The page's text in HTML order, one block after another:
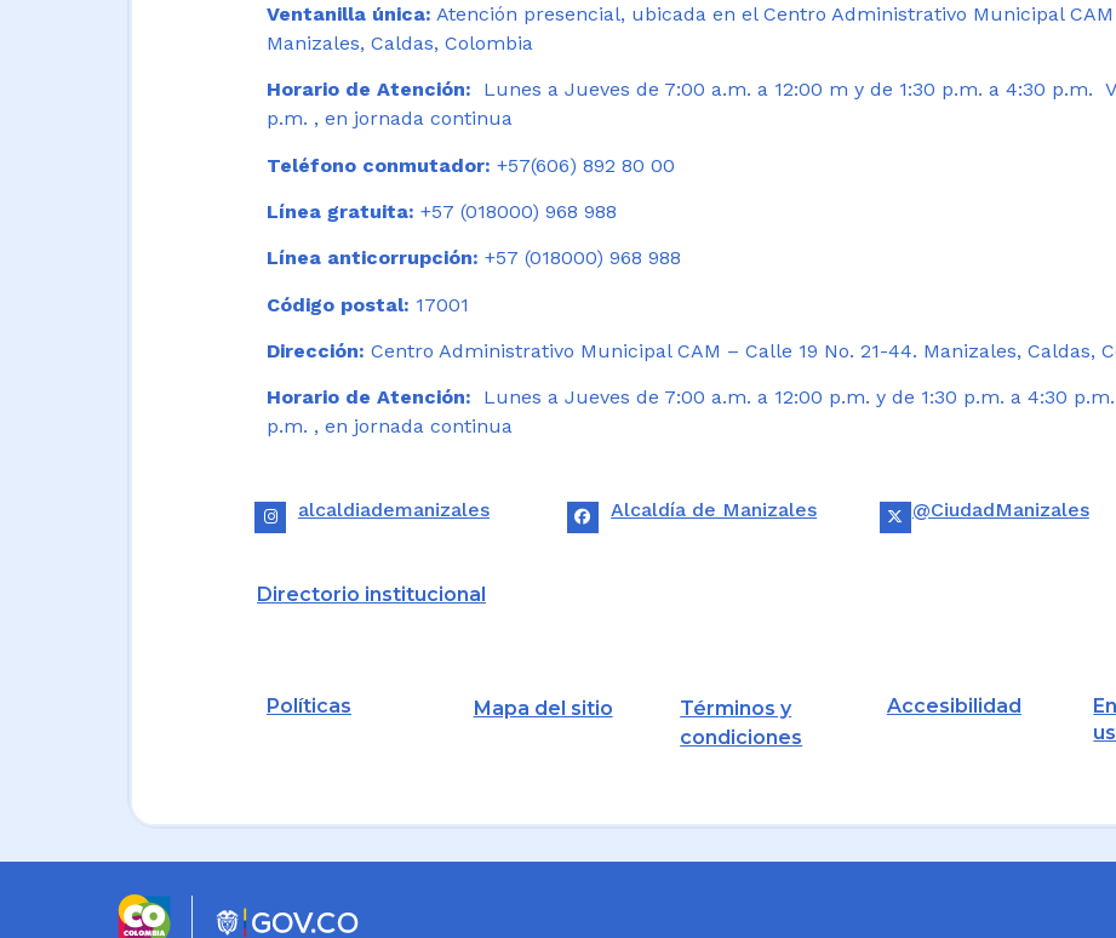
Ventanilla única: Atención presencial, ubicada en el Centro Administrativo Municipal CAM
Manizales, Caldas, Colombia
Horario de Atención:
Lunes a Jueves de 7:00 a.m. a 12:00 m y de 1:30 p.m. a 4:30 p.m.
p.m. , en jornada continua
Teléfono conmutador: +57(606) 892 80 00
Línea gratuita: +57 (018000) 968 988
Línea anticorrupción: +57 (018000) 968 988
Código postal: 17001
Dirección: Centro Administrativo Municipal CAM – Calle 19 No. 21-44. Manizales, Caldas,
Horario de Atención: Lunes a Jueves de 7:00 a.m. a 12:00 p.m. y de 1:30 p.m. a 4:30
p.m. , en jornada continua
alcaldiademanizales Alcaldía de Manizales @CiudadManizales
Directorio institucional
Políticas Mapa del sitio
Términos y
condiciones
Accesibilidad